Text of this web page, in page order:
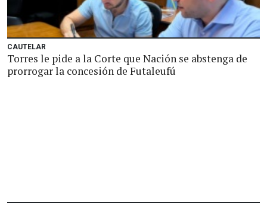
CAUTELAR
Torres le pide a la Corte que Nación se abstenga de
prorrogar la concesión de Futaleufú